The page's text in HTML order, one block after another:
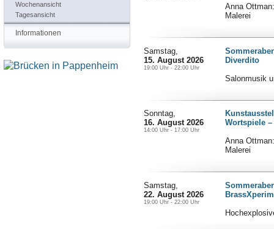
Wochenansicht
Tagesansicht
Informationen
Anna
Malerei
Samstag,
15. August 2026
19:00 Uhr - 22:00 Uhr
Diverdito
Salonmusik
Sonntag,
16. August 2026
14:00 Uhr - 17:00 Uhr
Wortspiele
Anna
Malerei
Samstag,
22. August 2026
19:00 Uhr - 22:00 Uhr